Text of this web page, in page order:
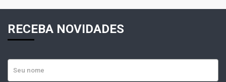
GOL G2 CL HATCH 1.8 8V AP (1997 - 1999)
GOL G2 CLI HATCH 1.8 8V AP (1995 - 1996)
RECEBA NOVIDADES